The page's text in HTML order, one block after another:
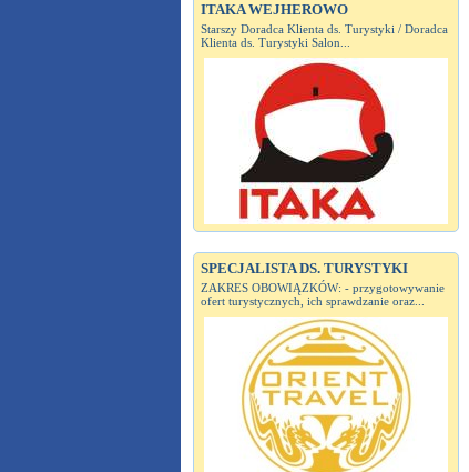
ITAKA WEJHEROWO
Starszy Doradca Klienta ds. Turystyki / Doradca
Klienta ds. Turystyki Salon...
SPECJALISTA DS. TURYSTYKI
ZAKRES OBOWIĄZKÓW: - przygotowywanie
ofert turystycznych, ich sprawdzanie oraz...